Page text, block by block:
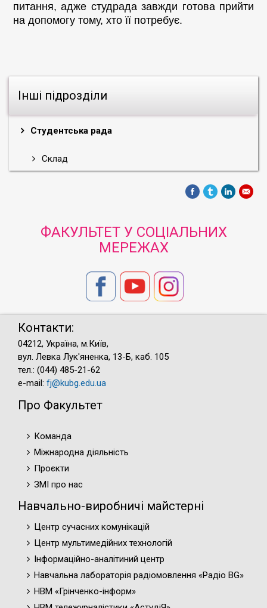
Інші підрозділи
Студентська рада
Склад
питання, адже студрада завжди готова прийти
на допомогу тому, хто її потребує.
ФАКУЛЬТЕТ У СОЦІАЛЬНИХ
МЕРЕЖАХ
Контакти:
04212, Україна, м.Київ,
вул. Левка Лук'яненка, 13-Б, каб. 105
тел.: (044) 485-21-62
e-mail: fj@kubg.edu.ua
Про Факультет
Команда
Міжнародна діяльність
Проєкти
ЗМІ про нас
Навчально-виробничі майстерні
Центр сучасних комунікацій
Центр мультимедійних технологій
Інформаційно-аналітиний центр
Навчальна лабораторія радіомовлення «Радіо BG»
НВМ «Грінченко-інформ»